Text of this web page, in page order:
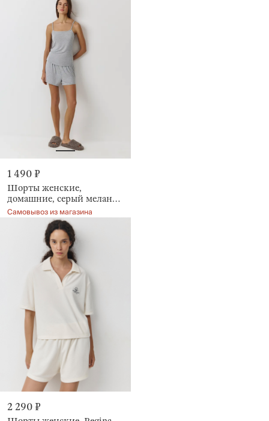
1 490 ₽
Шорты женские,
домашние, серый меланж,
Aidila
Самовывоз из магазина
2 290 ₽